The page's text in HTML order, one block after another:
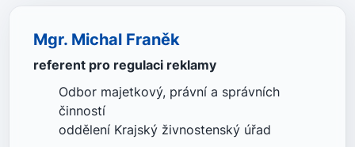
Mgr. Michal Franěk
referent pro regulaci reklamy
Odbor majetkový, právní a správních
činností
oddělení Krajský živnostenský úřad